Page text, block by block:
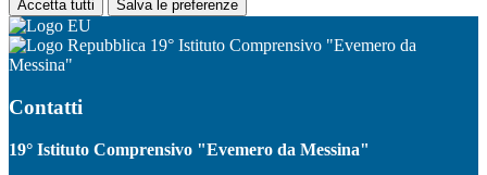
Accetta tutti Salva le preferenze
19° Istituto Comprensivo "Evemero da
Messina"
Contatti
19° Istituto Comprensivo "Evemero da Messina"